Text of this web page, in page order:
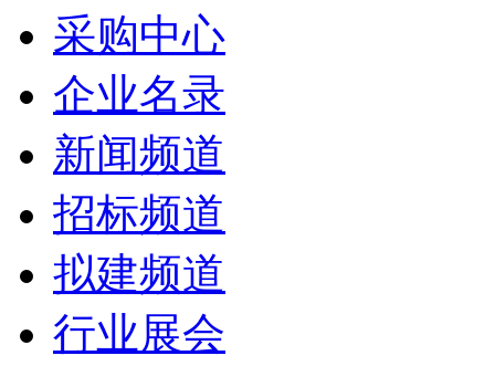
采购中心
企业名录
新闻频道
招标频道
拟建频道
行业展会